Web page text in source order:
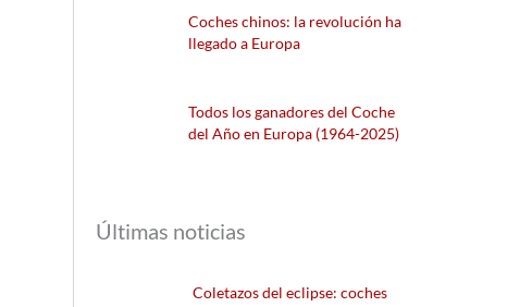
Coches chinos: la revolución ha
llegado a Europa
Todos los ganadores del Coche
del Año en Europa (1964-2025)
Últimas noticias
Coletazos del eclipse: coches